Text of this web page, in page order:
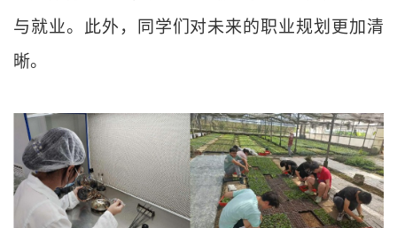
与就业。此外，同学们对未来的职业规划更加清
晰。